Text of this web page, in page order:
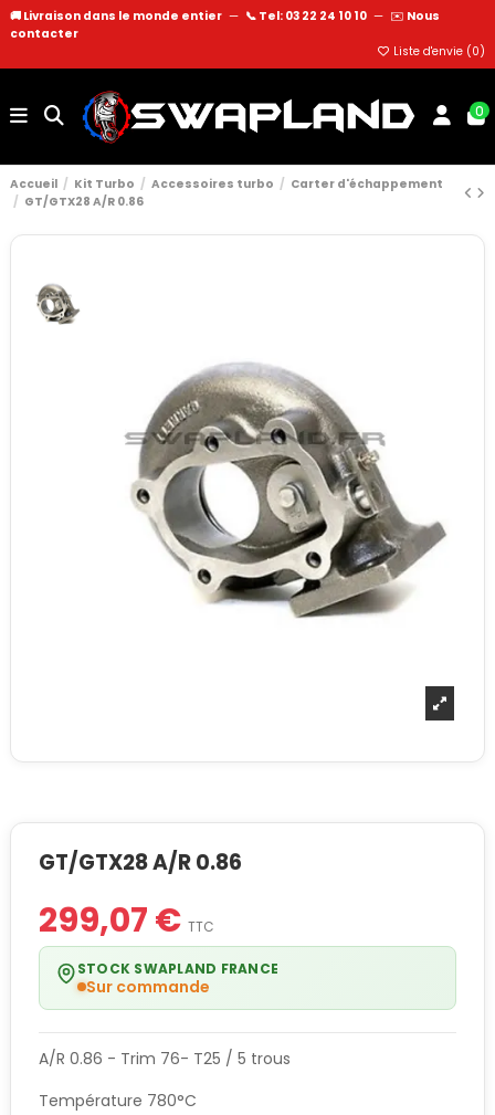
🚚 Livraison dans le monde entier — 📞 Tel: 03 22 24 10 10 — ✉️ Nous
contacter
Liste d'envie (0)
0
Accueil Kit Turbo Accessoires turbo
Carter d'échappement
GT/GTX28 A/R 0.86
GT/GTX28 A/R 0.86
299,07 € TTC
STOCK SWAPLAND FRANCE
Sur commande
A/R 0.86 - Trim 76- T25 / 5 trous
Température 780°C